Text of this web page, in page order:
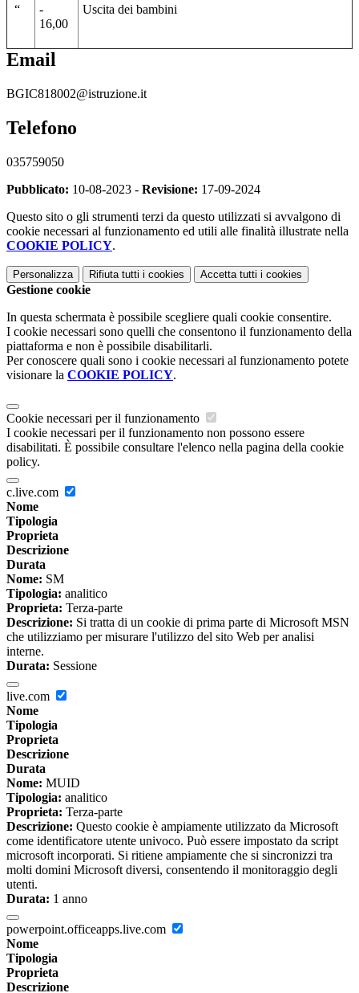
“
-
16,00
Uscita dei bambini
Email
BGIC818002@istruzione.it
Telefono
035759050
Pubblicato: 10-08-2023 - Revisione: 17-09-2024
Questo sito o gli strumenti terzi da questo utilizzati si avvalgono di
cookie necessari al funzionamento ed utili alle finalità illustrate nella
COOKIE POLICY.
Personalizza Rifiuta tutti i cookies Accetta tutti i cookies
Gestione cookie
In questa schermata è possibile scegliere quali cookie consentire.
I cookie necessari sono quelli che consentono il funzionamento della
piattaforma e non è possibile disabilitarli.
Per conoscere quali sono i cookie necessari al funzionamento potete
visionare la COOKIE POLICY.
Cookie necessari per il funzionamento
I cookie necessari per il funzionamento non possono essere
disabilitati. È possibile consultare l'elenco nella pagina della cookie
policy.
c.live.com
Nome
Tipologia
Proprieta
Descrizione
Durata
Nome: SM
Tipologia: analitico
Proprieta: Terza-parte
Descrizione: Si tratta di un cookie di prima parte di Microsoft MSN
che utilizziamo per misurare l'utilizzo del sito Web per analisi
interne.
Durata: Sessione
live.com
Nome
Tipologia
Proprieta
Descrizione
Durata
Nome: MUID
Tipologia: analitico
Proprieta: Terza-parte
Descrizione: Questo cookie è ampiamente utilizzato da Microsoft
come identificatore utente univoco. Può essere impostato da script
microsoft incorporati. Si ritiene ampiamente che si sincronizzi tra
molti domini Microsoft diversi, consentendo il monitoraggio degli
utenti.
Durata: 1 anno
powerpoint.officeapps.live.com
Nome
Tipologia
Proprieta
Descrizione